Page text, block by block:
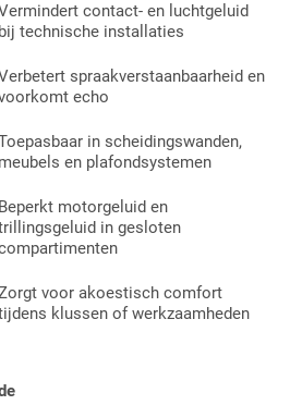
contact- en luchtgeluid
bij technische installaties
spraakverstaanbaarheid en
echo
in scheidingswanden,
meubels en plafondsystemen
Beperkt motorgeluid en
in gesloten
voor akoestisch comfort
klussen of werkzaamheden